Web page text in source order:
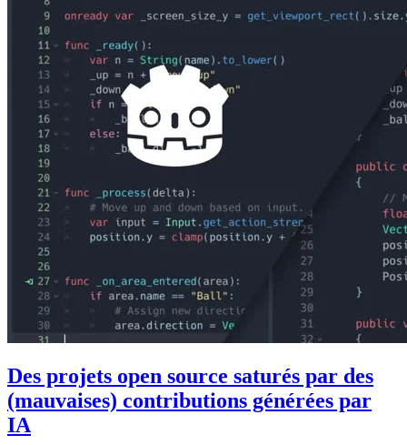
Des projets open source saturés par des
(mauvaises) contributions générées par
IA